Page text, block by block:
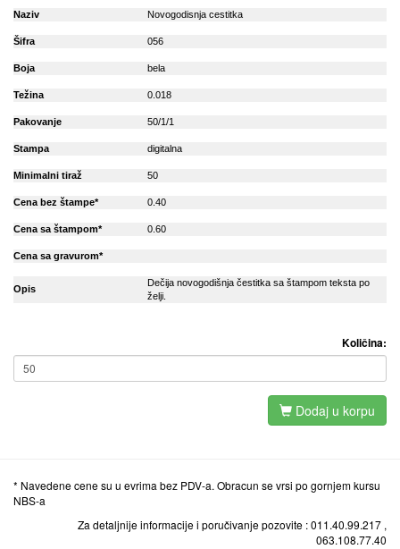
Naziv Novogodisnja cestitka
Šifra 056
Boja bela
Težina 0.018
Pakovanje 50/1/1
Stampa digitalna
Minimalni tiraž 50
Cena bez štampe* 0.40
Cena sa štampom* 0.60
Cena sa gravurom*
Opis
Dečija novogodišnja čestitka sa štampom teksta po
želji.
Količina:
Dodaj u korpu
* Navedene cene su u evrima bez PDV-a. Obracun se vrsi po gornjem kursu
NBS-a
Za detaljnije informacije i poručivanje pozovite : 011.40.99.217 ,
063.108.77.40